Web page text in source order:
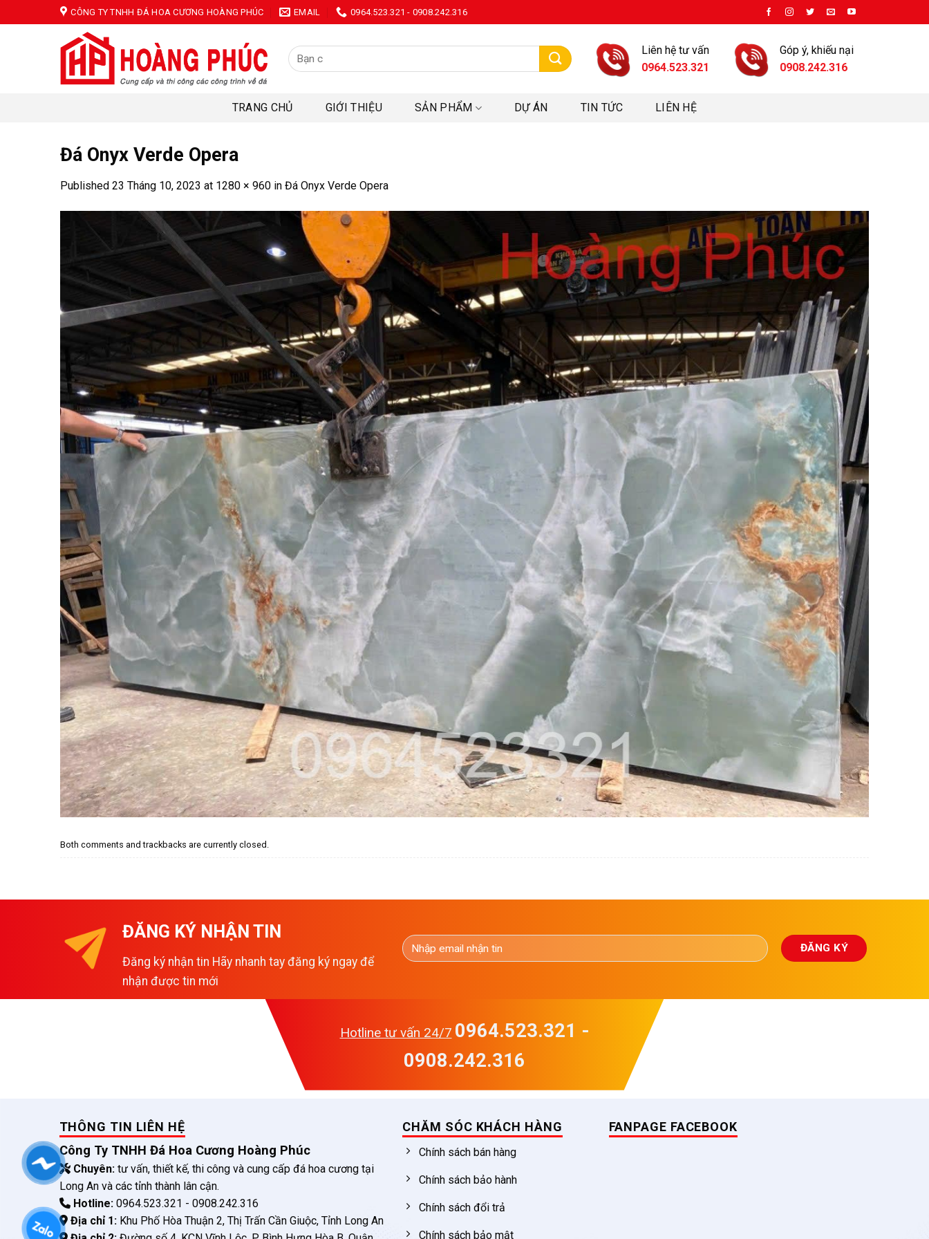
to
CÔNG TY TNHH ĐÁ HOA CƯƠNG HOÀNG PHÚC EMAIL 0964.523.321 - 0908.242.316
Tìm
kiếm:
Liên hệ tư vấn
0964.523.321
Góp ý, khiếu nại
0908.242.316
TRANG CHỦ GIỚI THIỆU SẢN PHẨM DỰ ÁN TIN TỨC LIÊN HỆ
Đá Onyx Verde Opera
Published 23 Tháng 10, 2023 at 1280 × 960 in Đá Onyx Verde Opera
Both comments and trackbacks are currently closed.
ĐĂNG KÝ NHẬN TIN
Đăng ký nhận tin Hãy nhanh tay đăng ký ngay để
nhận được tin mới
Hotline tư vấn 24/7 0964.523.321 -
0908.242.316
THÔNG TIN LIÊN HỆ
Công Ty TNHH Đá Hoa Cương Hoàng Phúc
Chuyên:tư vấn, thiết kế, thi công và cung cấp đá hoa cương tại
Long An và các tỉnh thành lân cận.
Hotline:0964.523.321 - 0908.242.316
Địa chỉ 1:Khu Phố Hòa Thuận 2, Thị Trấn Cần Giuộc, Tỉnh Long An
CHĂM SÓC KHÁCH HÀNG
Chính sách bán hàng
Chính sách bảo hành
Chính sách đổi trả
Chính sách bảo mật
FANPAGE FACEBOOK